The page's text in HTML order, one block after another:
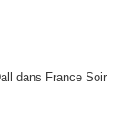
dans France Soir